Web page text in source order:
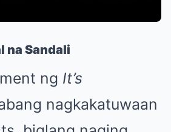
na Sandali
ng It’s
nagkakatuwaan